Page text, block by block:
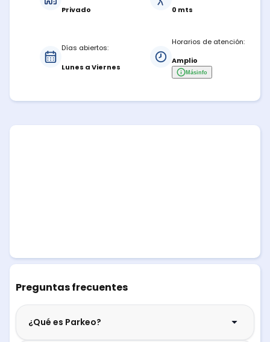
Privado
0 mts
Días abiertos:
Lunes a Viernes
Horarios de atención:
Amplio
Másinfo
Preguntas frecuentes
¿Qué es Parkeo?